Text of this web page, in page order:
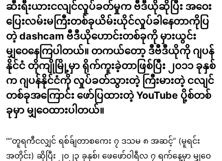
ဆီးရီးယားငလျင်လှုပ်ခတ်မှုက ဗီဒီယိုဆိုပြီး အဝေး
ပြေးလမ်းမကြီးတစ်ခုယိမ်းယိုင်လှုပ်ခါနေတာကိုပြ
တဲ့ dashcam ဗီဒီယိုဟောင်းတစ်ခုကို မှားယွင်း
မျှဝေနေကြပါတယ်။ တကယ်တော့ ဒီဗီဒီယိုကို ဂျပန်
နိုင်ငံ တိုကျိုမြို့မှာ ရိုက်ကူးခဲ့တာဖြစ်ပြီး ၂၀၁၁ ခုနှစ်
က ဂျပန်နိုင်ငံကို လှုပ်ခတ်သွားတဲ့ ကြီးမားတဲ့ ငလျင်
တစ်ခုအကြောင်း ဖော်ပြထားတဲ့ YouTube ပို့စ်တစ်
ခုမှာ မျှဝေထားပါတယ်။
"“တူရကီငလျှင် ရစ်ခ်ျတာစကေး ၇ ဒသမ ၈ အဆင့်” (မူရင်း
အတိုင်း) ဆိုပြီး ၂၀၂၃ ခုနှစ်၊ ဖေဖော်ဝါရီလ ၇ ရက်နေ့မှာ မျှဝေ